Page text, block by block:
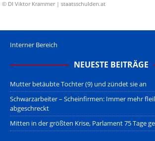
© DI Viktor Krammer | staatsschulden.at
Interner Bereich
NEUESTE BEITRÄGE
Mutter betäubte Tochter (9) und zündet sie an
Schwarzarbeiter – Scheinfirmen: Immer mehr
abgeschreckt
Mitten in der größten Krise, Parlament 75 Tage